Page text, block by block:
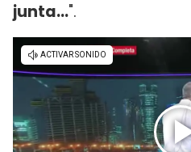
junta...".